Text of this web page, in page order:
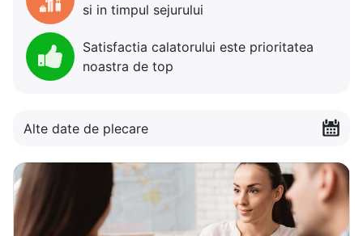
si in timpul sejurului
Satisfactia calatorului este prioritatea
noastra de top
Alte date de plecare